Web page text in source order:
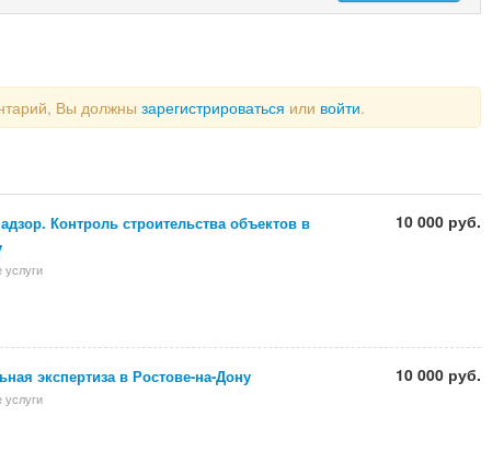
Вы должны зарегистрироваться или войти.
Контроль строительства объектов в
10 000 руб.
экспертиза в Ростове-на-Дону 10 000 руб.